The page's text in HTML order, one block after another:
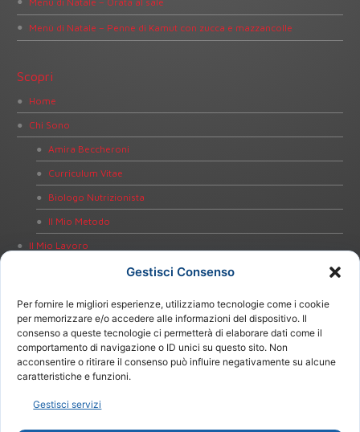
Gestisci Consenso
Per fornire le migliori esperienze, utilizziamo tecnologie come i cookie
per memorizzare e/o accedere alle informazioni del dispositivo. Il
consenso a queste tecnologie ci permetterà di elaborare dati come il
comportamento di navigazione o ID unici su questo sito. Non
acconsentire o ritirare il consenso può influire negativamente su alcune
caratteristiche e funzioni.
Gestisci servizi
Menù di Natale – Penne di Kamut con zucca e mazzancolle
Scopri
Home
Chi Sono
Amira Beccheroni
Curriculum Vitae
Biologo Nutrizionista
Il Mio Metodo
Il Mio Lavoro
Dieta Personalizzata
Bioimpedenziometria
Test Intolleranze Alimentari
Test Celiachia